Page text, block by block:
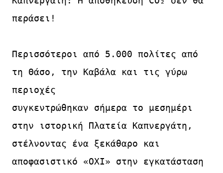
περάσει!
Περισσότεροι από 5.000 πολίτες από
τη Θάσο, την Καβάλα και τις γύρω
περιοχές
συγκεντρώθηκαν σήμερα το μεσημέρι
στην ιστορική Πλατεία Καπνεργάτη,
στέλνοντας ένα ξεκάθαρο και
αποφασιστικό «ΟΧΙ» στην εγκατάσταση